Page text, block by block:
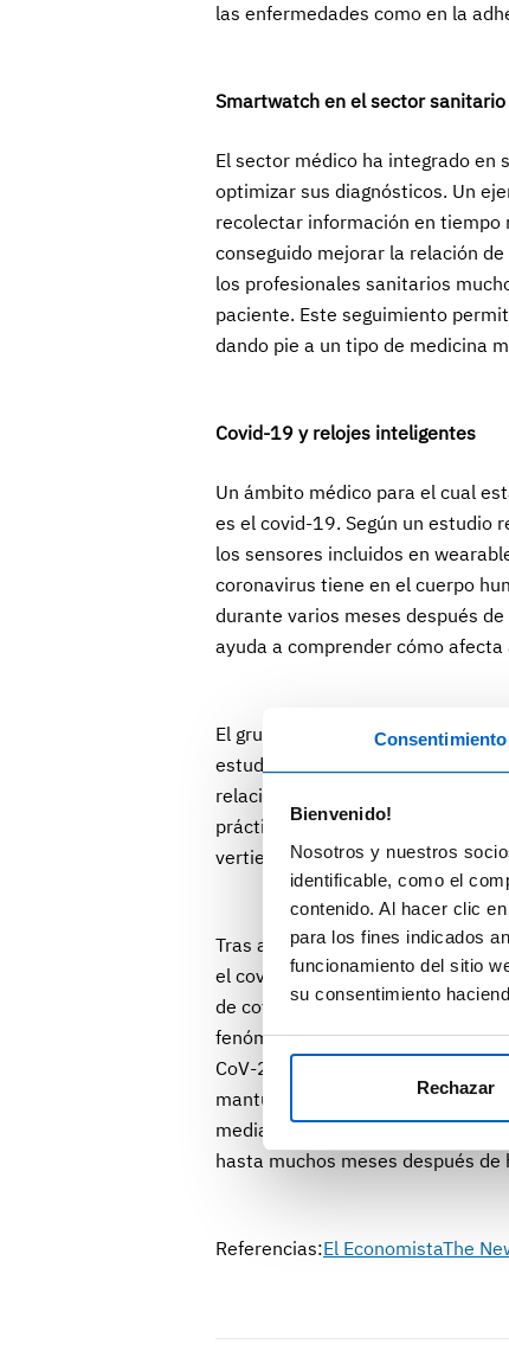
Consentimiento
Bienvenido!
Nosotros y nuestros
identificable, como el
contenido. Al hacer clic
para los fines indicados
funcionamiento del sitio
su consentimiento
Rechazar
las enfermedades como en la
Smartwatch en el sector sanitario
El sector médico ha integrado en
optimizar sus diagnósticos. Un
recolectar información en tiempo
conseguido mejorar la relación
los profesionales sanitarios
paciente. Este seguimiento
dando pie a un tipo de medicina
Covid-19 y relojes inteligentes
Un ámbito médico para el cual
es el covid-19. Según un estudio
los sensores incluidos en
coronavirus tiene en el cuerpo
durante varios meses después
ayuda a comprender cómo
El grupo de científicos del
estudio sobre unos 37.000
relacionados para detectar
prácticamente un año a través
vertieron todos los datos en la
Tras analizar los datos, se
el covid-19 a la frecuencia
de covid sufrieron una bajada
fenómeno que no ocurrió en el
CoV-2). Después de esta caída,
mantuvieron elevadas durante
media, 79 días. De esta manera,
hasta muchos meses después de
Referencias:El EconomistaThe